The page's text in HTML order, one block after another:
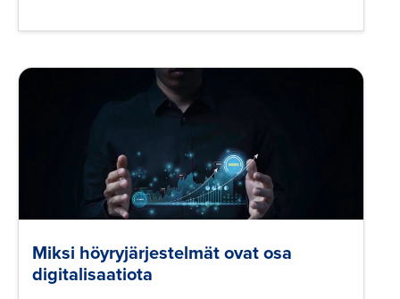
Miksi höyryjärjestelmät ovat osa
digitalisaatiota